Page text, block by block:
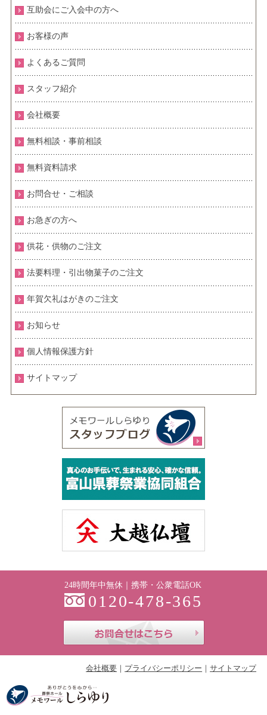
互助会にご入会中の方へ
お客様の声
よくあるご質問
スタッフ紹介
会社概要
無料相談・事前相談
無料資料請求
お問合せ・ご相談
お急ぎの方へ
供花・供物のご注文
法要料理・引出物菓子のご注文
年賀欠礼はがきのご注文
お知らせ
個人情報保護方針
サイトマップ
24時間年中無休｜携帯・公衆電話OK
0120-478-365
会社概要 プライバシーポリシー サイトマップ